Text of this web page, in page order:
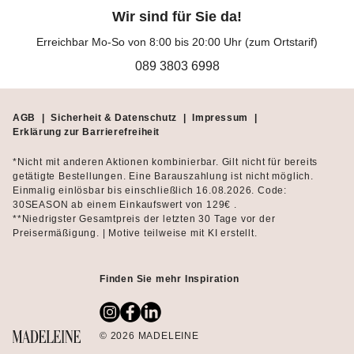
Materialien treffen hier auf einen schwingenden Schnitt, in dem
Ponchos und Capes sind meist weit geschnitten und werden
variieren jedoch in der Form ihrer Halsausschnitte und in den
Längen. Ein länger geschnittenes Cape eignet sich besonders,
wenn Sie groß sind und etwas kräftigere Oberschenkel oder den
Bauchbereich geschickt kaschieren möchten.
kurzes Modell, etwa in Schwarz, eignet sich auch, wenn Sie Ihre
schlanken Beine betonen und den Blick von einer etwas
größeren Oberweite ablenken möchten. Ein Poncho mit tiefem
V-Ausschnitt streckt den Oberkörper, während mit lässigem
Wir sind für Sie da!
Erreichbar Mo-So von 8:00 bis 20:00 Uhr (zum Ortstarif)
089 3803 6998
AGB Sicherheit & Datenschutz Impressum
Erklärung zur Barrierefreiheit
*Nicht mit anderen Aktionen kombinierbar. Gilt nicht für bereits
getätigte Bestellungen. Eine Barauszahlung ist nicht möglich.
Einmalig einlösbar bis einschließlich 16.08.2026. Code:
30SEASON ab einem Einkaufswert von 129€ .
**Niedrigster Gesamtpreis der letzten 30 Tage vor der
Preisermäßigung. | Motive teilweise mit KI erstellt.
Finden Sie mehr Inspiration
© 2026 MADELEINE